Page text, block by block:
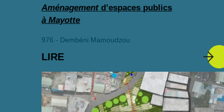
Aménagement d’espaces publics
à Mayotte
976 - Dembéni Mamoudzou
LIRE